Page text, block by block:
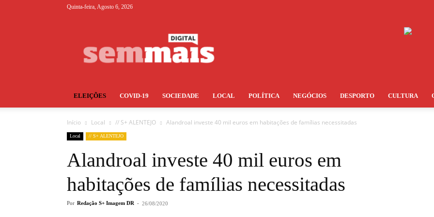
Quinta-feira, Agosto 6, 2026
ELEIÇÕES COVID-19 SOCIEDADE LOCAL POLÍTICA NEGÓCIOS DESPORTO CULTURA
Início Local // S+ ALENTEJO Alandroal investe 40 mil euros em habitações de famílias necessitadas
Local // S+ ALENTEJO
Alandroal investe 40 mil euros em
habitações de famílias necessitadas
Por Redação S+ Imagem DR - 26/08/2020